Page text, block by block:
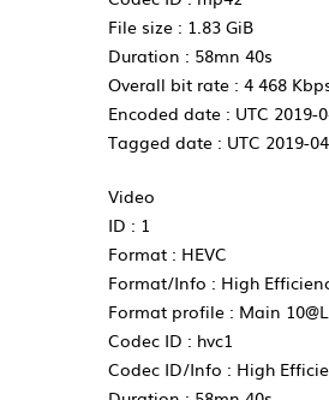
File size : 1.83 GiB
Duration : 58mn 40s
Overall bit rate : 4 468
Encoded date : UTC 2019-
Tagged date : UTC 2019-
Video
ID : 1
Format : HEVC
Format/Info : High
Format profile : Main
Codec ID : hvc1
Codec ID/Info : High